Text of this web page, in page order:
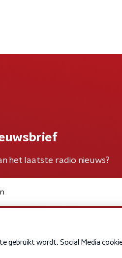
het laatste radio nieuws?